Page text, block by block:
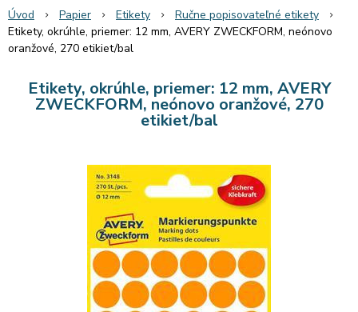
Úvod Papier Etikety
Ručne popisovateľné etikety
Etikety, okrúhle, priemer: 12 mm, AVERY ZWECKFORM, neónovo
oranžové, 270 etikiet/bal
Etikety, okrúhle, priemer: 12 mm, AVERY
ZWECKFORM, neónovo oranžové, 270
etikiet/bal